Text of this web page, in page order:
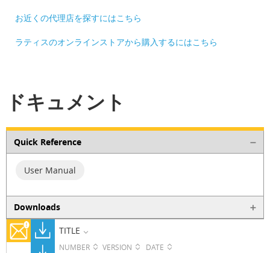
お近くの代理店を探すにはこちら
ラティスのオンラインストアから購入するにはこちら
ドキュメント
Quick Reference
User Manual
Downloads
TITLE
NUMBER VERSION DATE